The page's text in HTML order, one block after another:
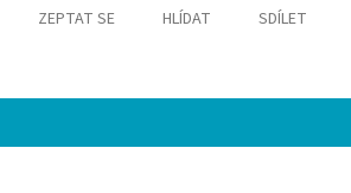
ZEPTAT SE HLÍDAT SDÍLET